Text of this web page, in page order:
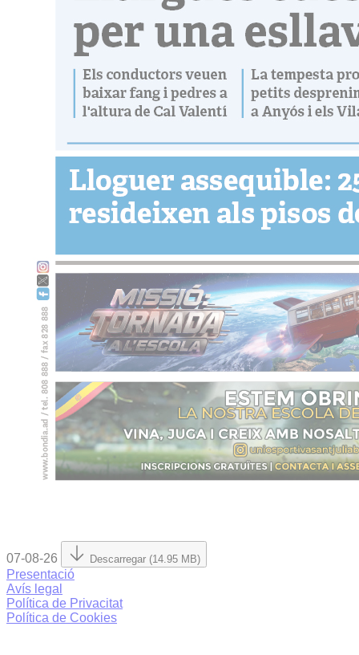
07-08-26 Descarregar (14.95 MB)
Presentació
Avís legal
Política de Privacitat
Política de Cookies